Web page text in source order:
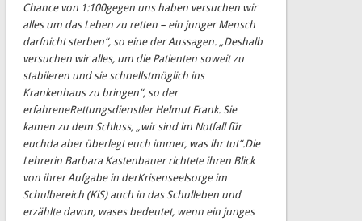
Chance von 1:100gegen uns haben versuchen wir
alles um das Leben zu retten – ein junger Mensch
darfnicht sterben“, so eine der Aussagen. „Deshalb
versuchen wir alles, um die Patienten soweit zu
stabileren und sie schnellstmöglich ins
Krankenhaus zu bringen“, so der
erfahreneRettungsdienstler Helmut Frank. Sie
kamen zu dem Schluss, „wir sind im Notfall für
euchda aber überlegt euch immer, was ihr tut“.Die
Lehrerin Barbara Kastenbauer richtete ihren Blick
von ihrer Aufgabe in derKrisenseelsorge im
Schulbereich (KiS) auch in das Schulleben und
erzählte davon, wases bedeutet, wenn ein junges